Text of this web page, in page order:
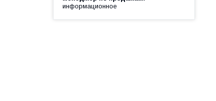
информационное